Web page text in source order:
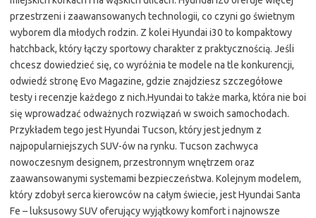
przestrzeni i zaawansowanych technologii, co czyni go świetnym
wyborem dla młodych rodzin. Z kolei Hyundai i30 to kompaktowy
hatchback, który łączy sportowy charakter z praktycznością. Jeśli
chcesz dowiedzieć się, co wyróżnia te modele na tle konkurencji,
odwiedź stronę Evo Magazine, gdzie znajdziesz szczegółowe
testy i recenzje każdego z nich.Hyundai to także marka, która nie boi
się wprowadzać odważnych rozwiązań w swoich samochodach.
Przykładem tego jest Hyundai Tucson, który jest jednym z
najpopularniejszych SUV-ów na rynku. Tucson zachwyca
nowoczesnym designem, przestronnym wnętrzem oraz
zaawansowanymi systemami bezpieczeństwa. Kolejnym modelem,
który zdobył serca kierowców na całym świecie, jest Hyundai Santa
Fe – luksusowy SUV oferujący wyjątkowy komfort i najnowsze